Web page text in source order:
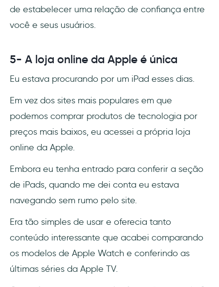
de estabelecer uma relação de confiança entre
você e seus usuários.
5- A loja online da Apple é única
Eu estava procurando por um iPad esses dias.
Em vez dos sites mais populares em que
podemos comprar produtos de tecnologia por
preços mais baixos, eu acessei a própria loja
online da Apple.
Embora eu tenha entrado para conferir a seção
de iPads, quando me dei conta eu estava
navegando sem rumo pelo site.
Era tão simples de usar e oferecia tanto
conteúdo interessante que acabei comparando
os modelos de Apple Watch e conferindo as
últimas séries da Apple TV.